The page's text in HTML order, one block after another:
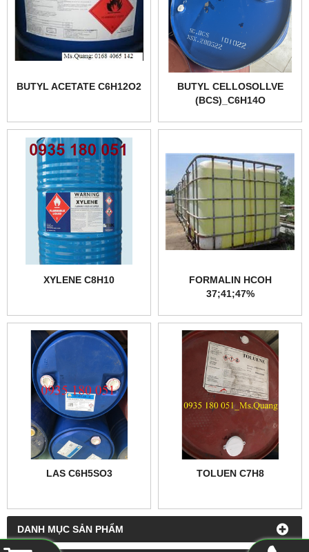
DANH MỤC SẢN PHẨM
BUTYL ACETATE C6H12O2
BUTYL CELLOSOLLVE
(BCS)_C6H14O
XYLENE C8H10
FORMALIN HCOH
37;41;47%
LAS C6H5SO3 TOLUEN C7H8